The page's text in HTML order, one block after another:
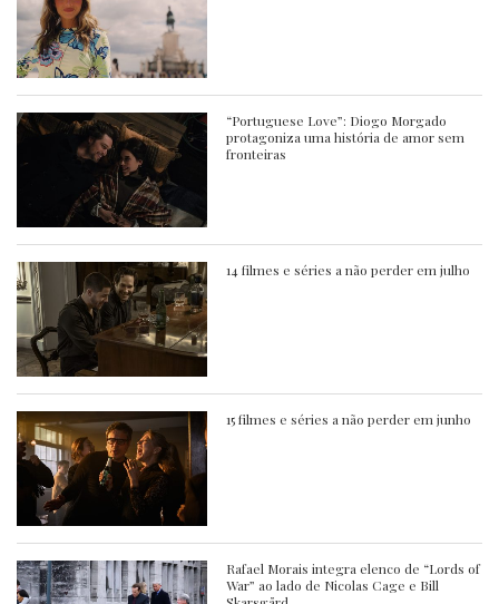
“Portuguese Love”: Diogo Morgado
protagoniza uma história de amor sem
fronteiras
14 filmes e séries a não perder em julho
15 filmes e séries a não perder em junho
Rafael Morais integra elenco de “Lords of
War” ao lado de Nicolas Cage e Bill